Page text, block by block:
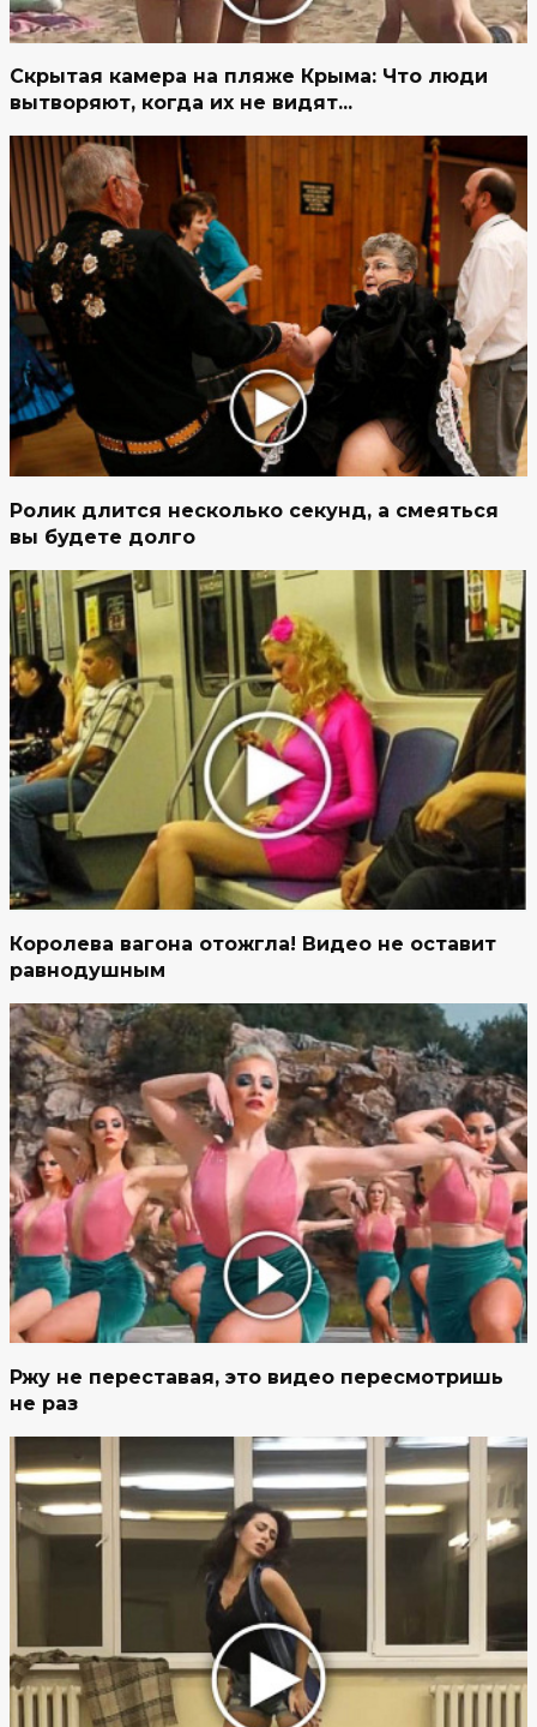
Скрытая камера на пляже Крыма: Что люди
вытворяют, когда их не видят...
Ролик длится несколько секунд, а смеяться
вы будете долго
Королева вагона отожгла! Видео не оставит
равнодушным
Ржу не переставая, это видео пересмотришь
не раз